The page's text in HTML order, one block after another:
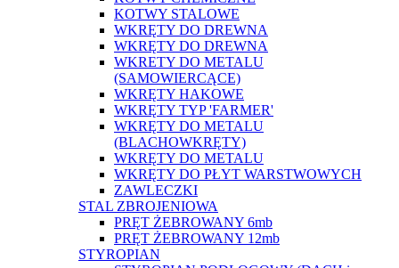
KOTWY STALOWE
WKRĘTY DO DREWNA
WKRĘTY DO DREWNA
WKRETY DO METALU
(SAMOWIERCĄCE)
WKRĘTY HAKOWE
WKRĘTY TYP 'FARMER'
WKRĘTY DO METALU
(BLACHOWKRĘTY)
WKRĘTY DO METALU
WKRĘTY DO PŁYT WARSTWOWYCH
ZAWLECZKI
STAL ZBROJENIOWA
PRĘT ŻEBROWANY 6mb
PRĘT ŻEBROWANY 12mb
STYROPIAN